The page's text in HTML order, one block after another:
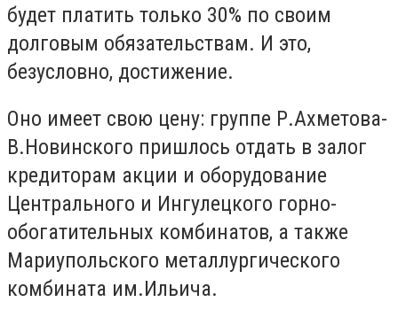
будет платить только 30% по своим
долговым обязательствам. И это,
безусловно, достижение.
Оно имеет свою цену: группе Р.Ахметова-
В.Новинского пришлось отдать в залог
кредиторам акции и оборудование
Центрального и Ингулецкого горно-
обогатительных комбинатов, а также
Мариупольского металлургического
комбината им.Ильича.